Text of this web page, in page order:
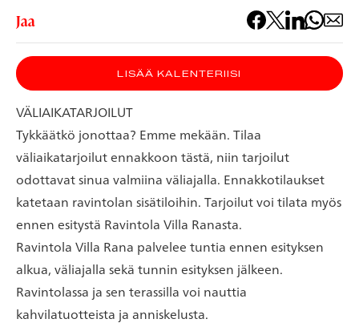
Jaa
LISÄÄ KALENTERIISI
VÄLIAIKATARJOILUT
Tykkäätkö jonottaa? Emme mekään. Tilaa
väliaikatarjoilut ennakkoon tästä, niin tarjoilut
odottavat sinua valmiina väliajalla. Ennakkotilaukset
katetaan ravintolan sisätiloihin. Tarjoilut voi tilata myös
ennen esitystä Ravintola Villa Ranasta.
Ravintola Villa Rana palvelee tuntia ennen esityksen
alkua, väliajalla sekä tunnin esityksen jälkeen.
Ravintolassa ja sen terassilla voi nauttia
kahvilatuotteista ja anniskelusta.